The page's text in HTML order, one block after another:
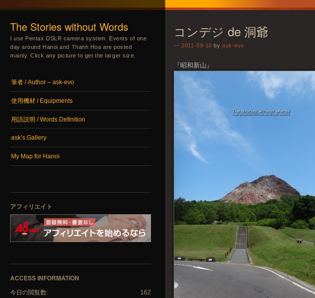
The Stories without Words
I use Pentax DSLR camera system. Events of one
day around Hanoi and Thanh Hoa are posted
mainly. Click any picture to get the larger size.
メニュー
コンテンツへスキップ
筆者 / Author – ask-evo
使用機材 / Equipments
用語説明 / Words Definition
ask’s Gallery
My Map for Hanoi
アフィリエイト
ACCESS INFORMATION
162
今日の閲覧数:
コンデジ de 洞爺
2011-09-16 byask-evo
『昭和新山』